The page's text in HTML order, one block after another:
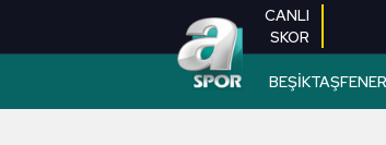
CANLI
SKOR
BEŞİKTAŞ